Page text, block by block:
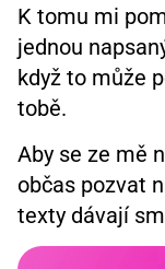
K tomu mi
jednou
když to může
tobě.
Aby se ze mě
občas pozvat
texty dávají